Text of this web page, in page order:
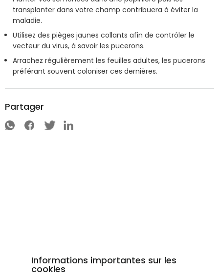
transplanter dans votre champ contribuera à éviter la
maladie.
Utilisez des pièges jaunes collants afin de contrôler le
vecteur du virus, à savoir les pucerons.
Arrachez régulièrement les feuilles adultes, les pucerons
préférant souvent coloniser ces dernières.
Partager
Informations importantes sur les
cookies